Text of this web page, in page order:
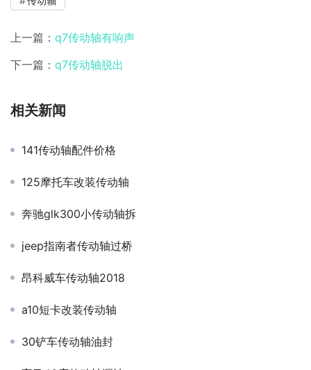
上一篇： q7传动轴有响声
下一篇： q7传动轴脱出
相关新闻
141传动轴配件价格
125摩托车改装传动轴
奔驰glk300小传动轴拆
jeep指南者传动轴过桥
昂科威车传动轴2018
a10短卡改装传动轴
30铲车传动轴油封